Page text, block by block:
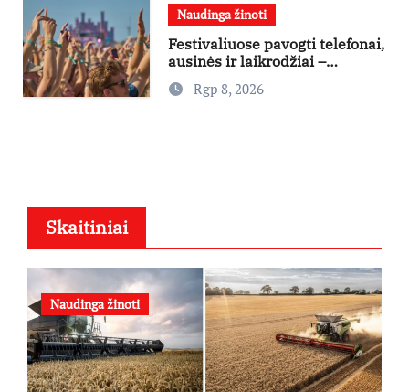
Naudinga žinoti
Festivaliuose pavogti telefonai,
ausinės ir laikrodžiai –
ekspertai primena apie
didžiausias finansines rizikas
Rgp 8, 2026
Skaitiniai
Naudinga žinoti